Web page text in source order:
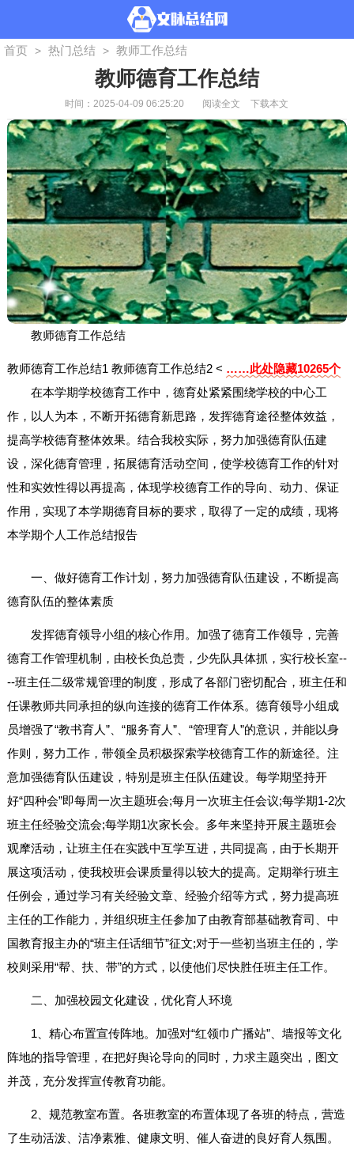
首页 > 热门总结 > 教师工作总结
教师德育工作总结
时间：2025-04-09 06:25:20 阅读全文 下载本文
教师德育工作总结
教师德育工作总结1
在本学期学校德育工作中，德育处紧紧围绕学校的中心工
作，以人为本，不断开拓德育新思路，发挥德育途径整体效益，
提高学校德育整体效果。结合我校实际，努力加强德育队伍建
设，深化德育管理，拓展德育活动空间，使学校德育工作的针对
性和实效性得以再提高，体现学校德育工作的导向、动力、保证
作用，实现了本学期德育目标的要求，取得了一定的成绩，现将
本学期个人工作总结报告
一、做好德育工作计划，努力加强德育队伍建设，不断提高
德育队伍的整体素质
发挥德育领导小组的核心作用。加强了德育工作领导，完善
德育工作管理机制，由校长负总责，少先队具体抓，实行校长室--
--班主任二级常规管理的制度，形成了各部门密切配合，班主任和
任课教师共同承担的纵向连接的德育工作体系。德育领导小组成
员增强了“教书育人”、“服务育人”、“管理育人”的意识，并能以身
作则，努力工作，带领全员积极探索学校德育工作的新途径。注
意加强德育队伍建设，特别是班主任队伍建设。每学期坚持开
好“四种会”即每周一次主题班会;每月一次班主任会议;每学期1-2次
班主任经验交流会;每学期1次家长会。多年来坚持开展主题班会
观摩活动，让班主任在实践中互学互进，共同提高，由于长期开
展这项活动，使我校班会课质量得以较大的提高。定期举行班主
任例会，通过学习有关经验文章、经验介绍等方式，努力提高班
主任的工作能力，并组织班主任参加了由教育部基础教育司、中
国教育报主办的“班主任话细节”征文;对于一些初当班主任的，学
校则采用“帮、扶、带”的方式，以使他们尽快胜任班主任工作。
二、加强校园文化建设，优化育人环境
1、精心布置宣传阵地。加强对“红领巾广播站”、墙报等文化
阵地的指导管理，在把好舆论导向的同时，力求主题突出，图文
并茂，充分发挥宣传教育功能。
2、规范教室布置。各班教室的布置体现了各班的特点，营造
了生动活泼、洁净素雅、健康文明、催人奋进的良好育人氛围。
教师德育工作总结2 < ……此处隐藏10265个